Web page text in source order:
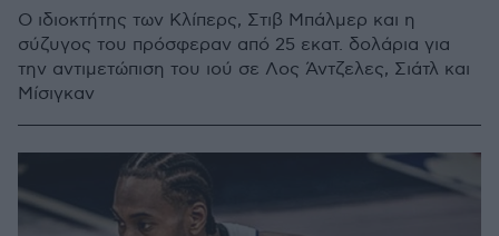
Ο ιδιοκτήτης των Κλίπερς, Στιβ Μπάλμερ και η
σύζυγος του πρόσφεραν από 25 εκατ. δολάρια για
την αντιμετώπιση του ιού σε Λος Άντζελες, Σιάτλ και
Μίσιγκαν